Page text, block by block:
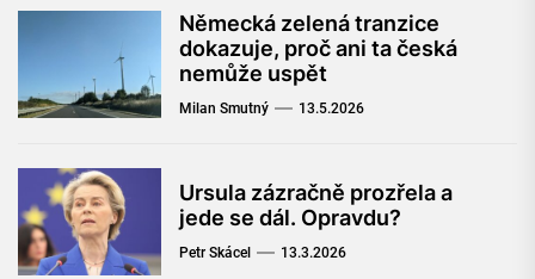
Německá zelená tranzice
dokazuje, proč ani ta česká
nemůže uspět
Milan Smutný 13.5.2026
Ursula zázračně prozřela a
jede se dál. Opravdu?
Petr Skácel 13.3.2026